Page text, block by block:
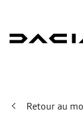
Retour au